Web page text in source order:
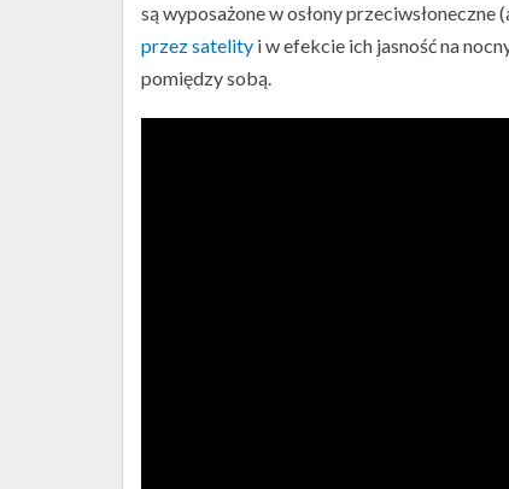
są wyposażone w osłony przeciwsłoneczne
przez satelity i w efekcie ich jasność na
pomiędzy sobą.